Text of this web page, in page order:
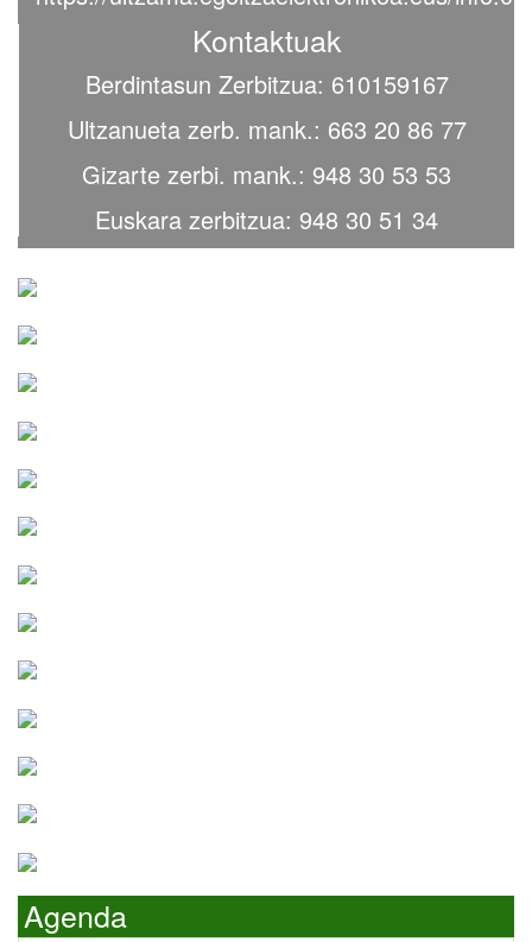
Kontaktuak
Berdintasun Zerbitzua: 610159167
Ultzanueta zerb. mank.: 663 20 86 77
Gizarte zerbi. mank.: 948 30 53 53
Euskara zerbitzua: 948 30 51 34
Agenda